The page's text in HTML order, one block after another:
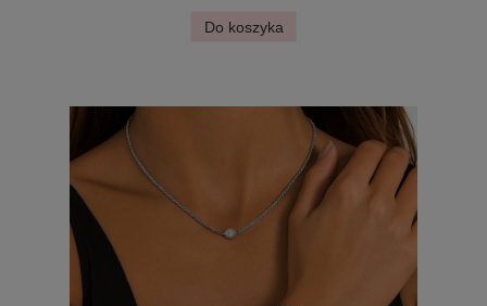
Do koszyka